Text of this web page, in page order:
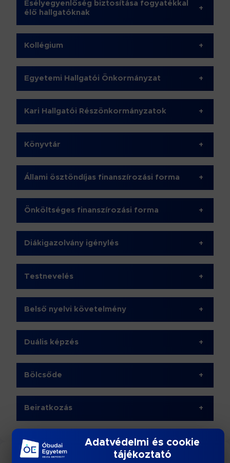
Esélyegyenlőség biztosítása fogyatékkal
élő hallgatóknak
+
Kollégium +
Egyetemi Hallgatói Önkormányzat +
Kari Hallgatói Részönkormányzatok +
Könyvtár +
Állami ösztöndíjas finanszírozási forma +
Önköltséges finanszírozási forma +
Diákigazolvány igénylés +
Testnevelés +
Belső nyelvi követelmény +
Duális képzés +
Bölcsőde +
Beiratkozás +
Adatvédelmi és cookie
tájékoztató